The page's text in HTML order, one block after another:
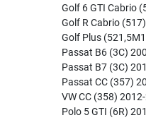
Golf 6 GTI Cabrio
Golf R Cabrio
Golf Plus
Passat B6 (3C)
Passat B7 (3C)
Passat CC (357)
VW CC (358)
Polo 5 GTI (6R)